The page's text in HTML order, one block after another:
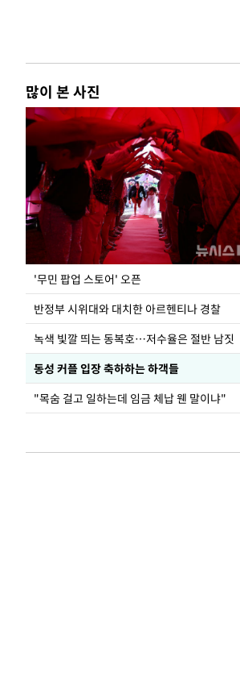
많이 본 사진
'무민 팝업 스토어' 오픈
반정부 시위대와 대치한 아르헨티나 경찰
녹색 빛깔 띄는 동복호…저수율은 절반 남짓
동성 커플 입장 축하하는 하객들
"목숨 걸고 일하는데 임금 체납 웬 말이냐"